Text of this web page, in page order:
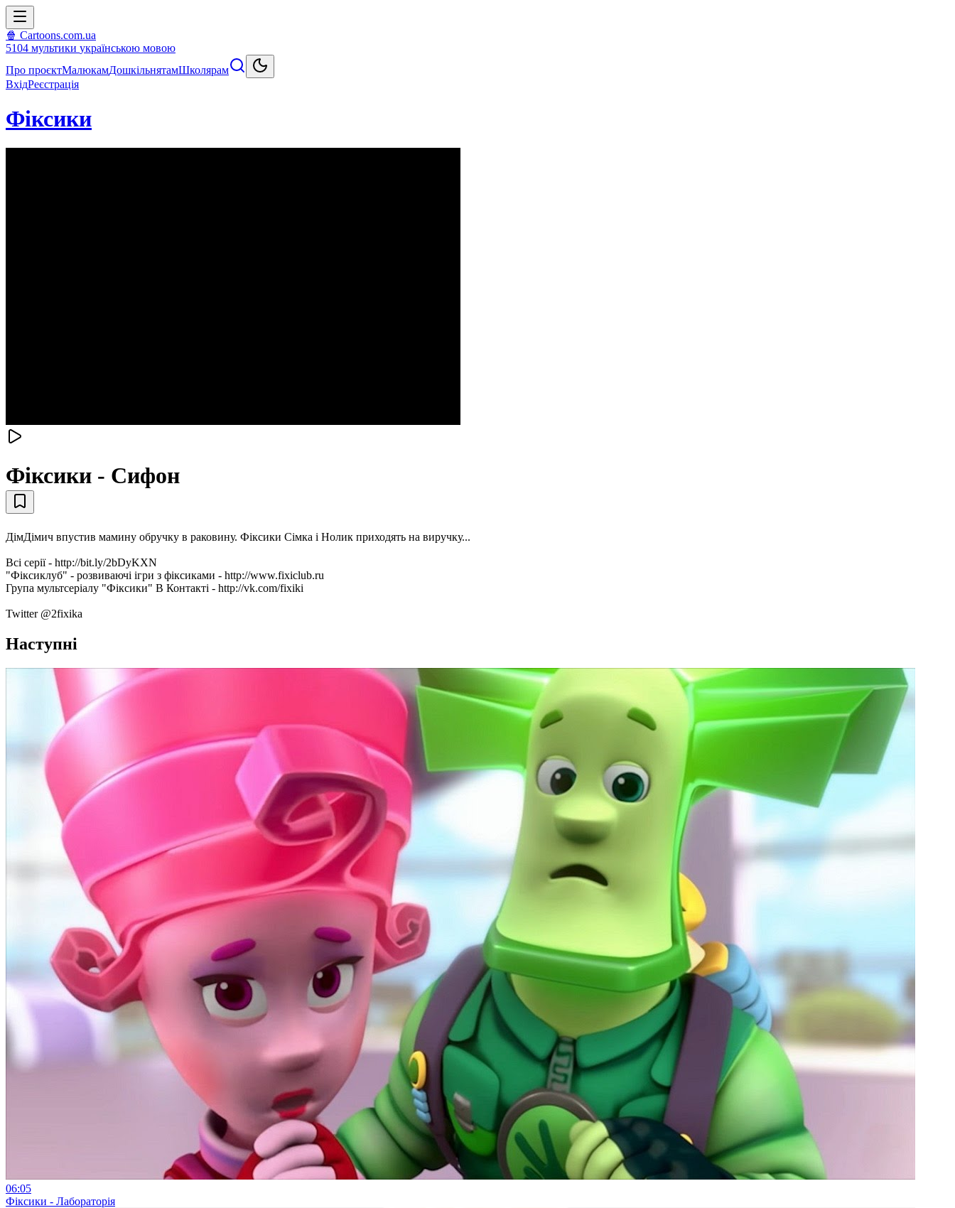
🍿 Cartoons.com.ua
5104 мультики українською мовою
Про проєктМалюкамДошкільнятамШколярам
ВхідРеєстрація
Фіксики
Фіксики - Сифон
ДімДімич впустив мамину обручку в раковину. Фіксики Сімка і Нолик приходять на виручку...
Всі серії - http://bit.ly/2bDyKXN
"Фіксиклуб" - розвиваючі ігри з фіксиками - http://www.fixiclub.ru
Група мультсеріалу "Фіксики" В Контакті - http://vk.com/fixiki
Twitter @2fixika
Наступні
06:05
Фіксики - Лабораторія